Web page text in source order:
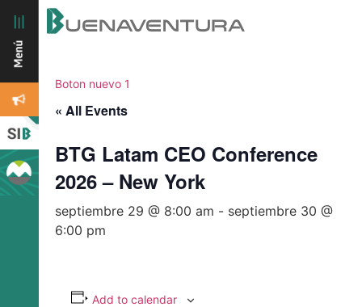
Boton nuevo 1
« All Events
BTG Latam CEO Conference
2026 – New York
septiembre 29 @ 8:00 am - septiembre 30 @
6:00 pm
Add to calendar